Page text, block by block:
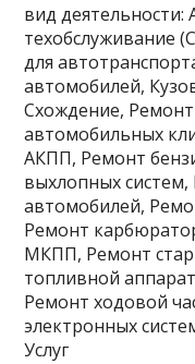
вид деятельности:
техобслуживание
для
автомобилей,
Схождение,
автомобильных
АКПП, Ремонт
выхлопных
автомобилей,
Ремонт
МКПП, Ремонт
топливной
Ремонт ходовой
электронных
Услуг